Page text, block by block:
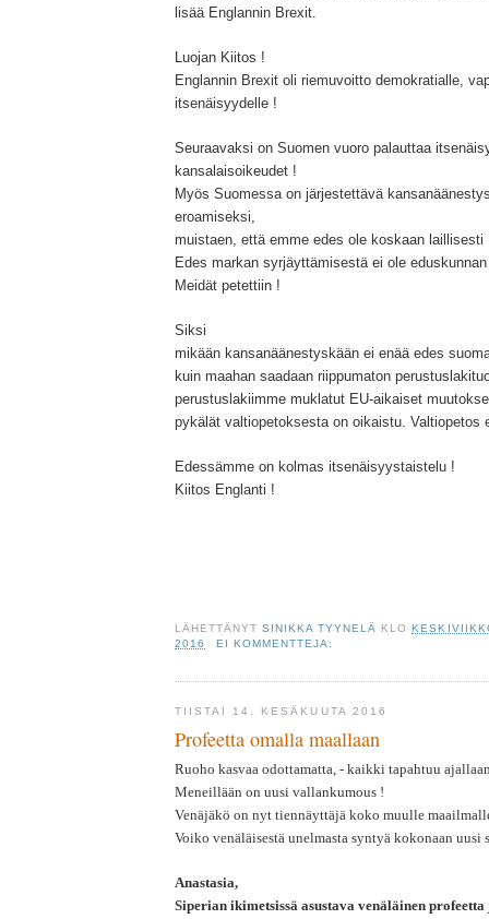
lisää Englannin Brexit.
Luojan Kiitos !
Englannin Brexit oli riemuvoitto demokratialle,
itsenäisyydelle !
Seuraavaksi on Suomen vuoro palauttaa
kansalaisoikeudet !
Myös Suomessa on järjestettävä
eroamiseksi,
muistaen, että emme edes ole koskaan
Edes markan syrjäyttämisestä ei ole
Meidät petettiin !
Siksi
mikään kansanäänestyskään ei enää edes
kuin maahan saadaan riippumaton
perustuslakiimme muklatut EU-aikaiset
pykälät valtiopetoksesta on oikaistu. Valtiopetos
Edessämme on kolmas itsenäisyystaistelu !
Kiitos Englanti !
LÄHETTÄNYTSINIKKA TYYNELÄ KLO
2016
EI KOMMENTTEJA:
TIISTAI 14. KESÄKUUTA 2016
Profeetta omalla maallaan
Ruoho kasvaa odottamatta, - kaikki tapahtuu
Meneillään on uusi vallankumous !
Venäjäkö on nyt tiennäyttäjä koko muulle
Voiko venäläisestä unelmasta syntyä kokonaan uusi
Anastasia,
Siperian ikimetsissä asustava venäläinen